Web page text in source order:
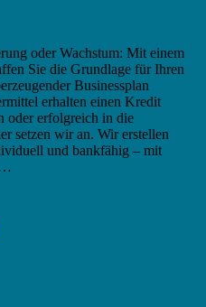
oder Wachstum: Mit einem
Sie die Grundlage für Ihren
Businessplan
erhalten einen Kredit
oder erfolgreich in die
setzen wir an. Wir erstellen
und bankfähig – mit